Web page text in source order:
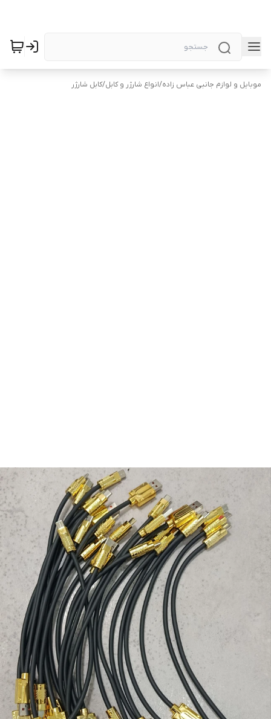
موبایل و لوازم جانبی عباس زاده/انواع شارژر و کابل/کابل شارژر